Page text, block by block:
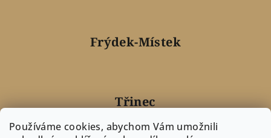
Používáme cookies, abychom Vám umožnili
Frýdek-Místek
Třinec